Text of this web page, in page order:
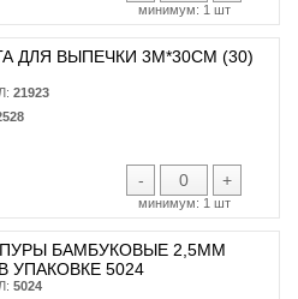
минимум: 1 шт
ДЛЯ ВЫПЕЧКИ 3М*30СМ (30)
21923
- +
минимум: 1 шт
БАМБУКОВЫЕ 2,5ММ
УПАКОВКЕ 5024
5024